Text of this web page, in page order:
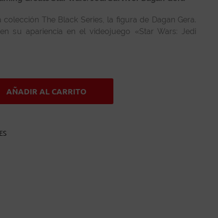
The Black Series, la figura de Dagan Gera.
su apariencia en el videojuego «Star Wars: Jedi
AÑADIR AL CARRITO